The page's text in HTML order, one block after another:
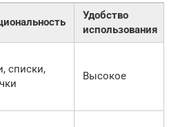
Удобство
использования
списки,
Высокое